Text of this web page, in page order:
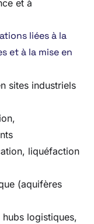
et à
liées à la
et à la mise en
sites industriels
liquéfaction
(aquifères
logistiques,